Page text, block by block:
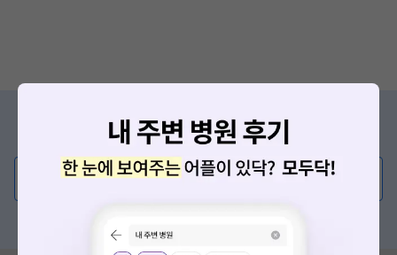
증상/치료, 궁금한 점이 있나요?
의사가 직접 답해드려요!
💬 무엇이든 물어보세요